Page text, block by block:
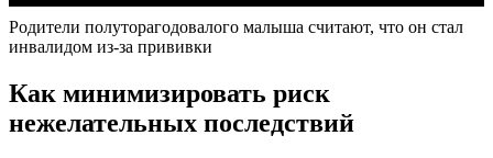
Родители полуторагодовалого малыша считают, что он стал
инвалидом из-за прививки
Как минимизировать риск
нежелательных последствий